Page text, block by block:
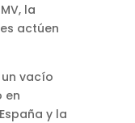
la
actúen
vacío
en
y la